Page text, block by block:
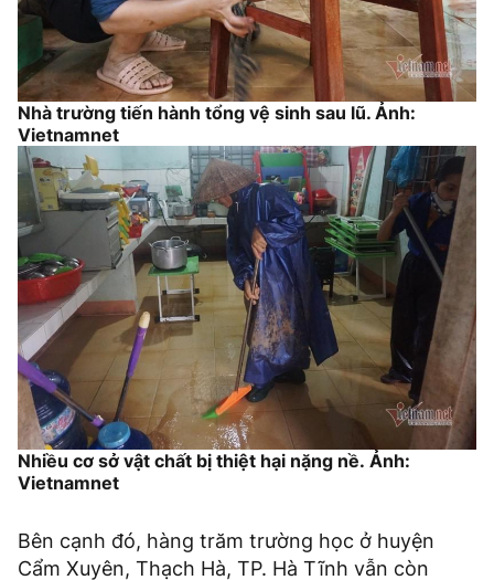
Nhà trường tiến hành tổng vệ sinh sau lũ. Ảnh:
Vietnamnet
Nhiều cơ sở vật chất bị thiệt hại nặng nề. Ảnh:
Vietnamnet
Bên cạnh đó, hàng trăm trường học ở huyện
Cẩm Xuyên, Thạch Hà, TP. Hà Tĩnh vẫn còn